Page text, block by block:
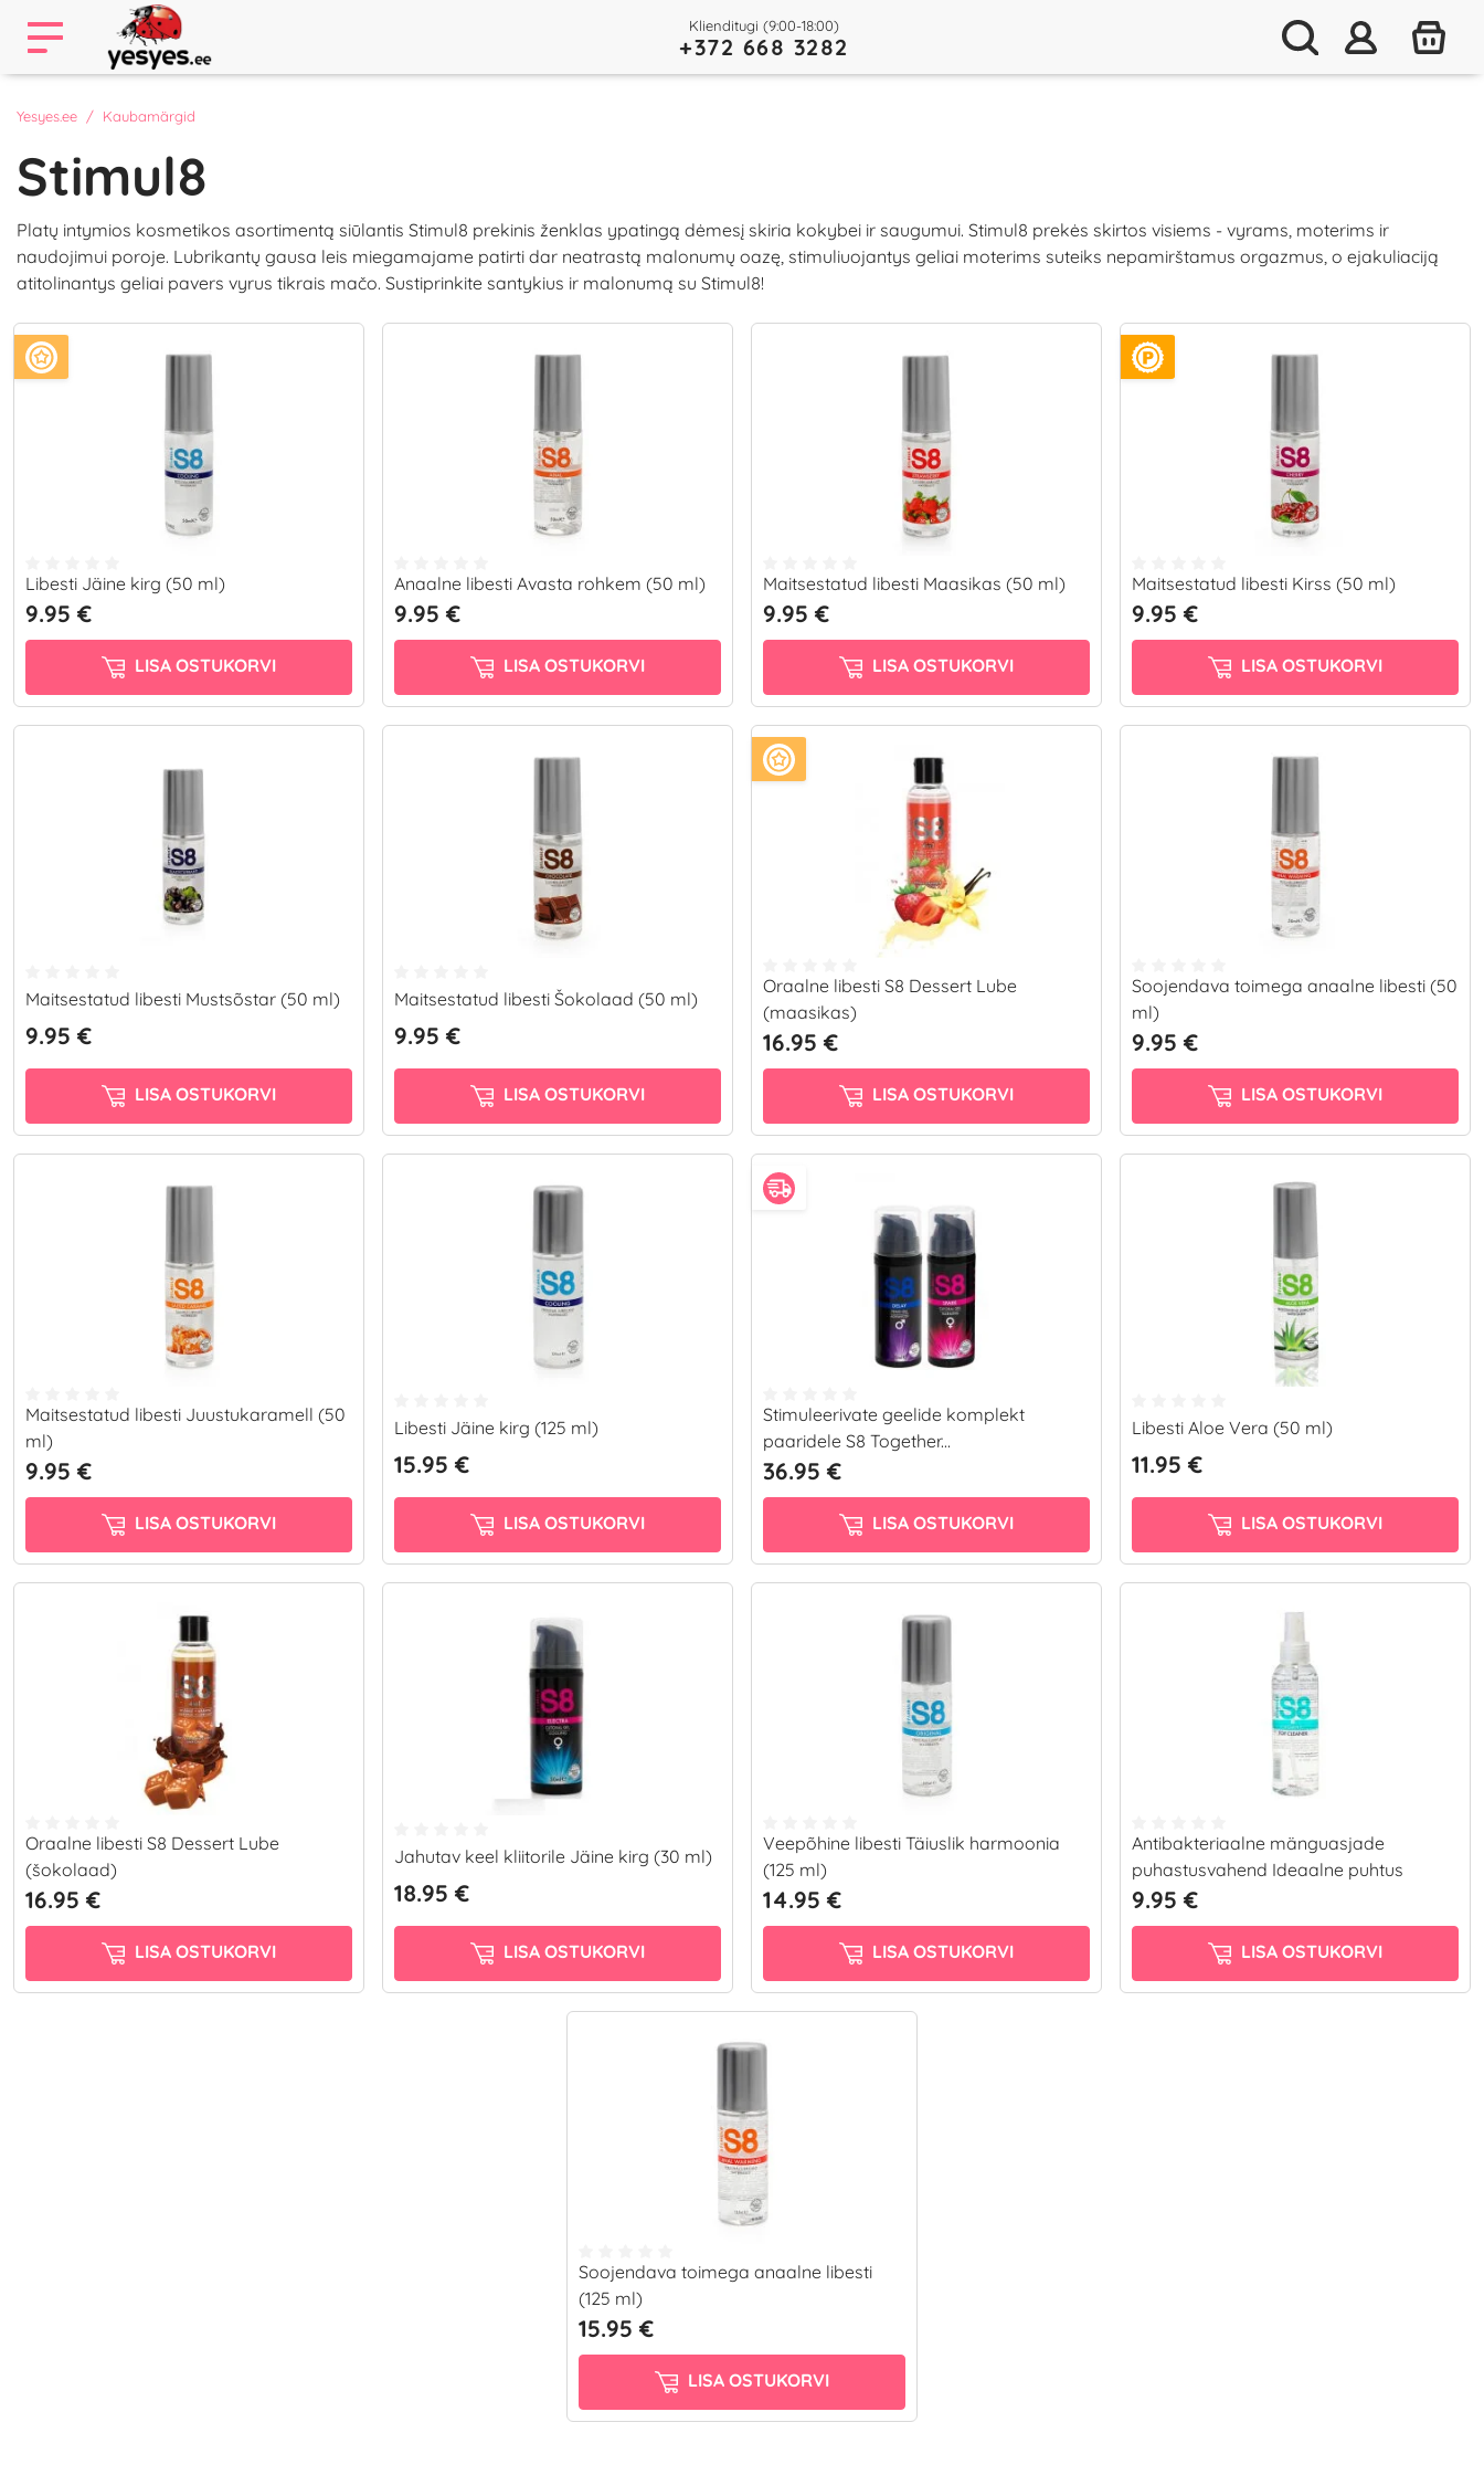
Klienditugi (9:00-18:00)
+372 668 3282
Yesyes.ee Kaubamärgid
Stimul8
Platų intymios kosmetikos asortimentą siūlantis Stimul8 prekinis ženklas ypatingą dėmesį skiria kokybei ir saugumui. Stimul8 prekės skirtos visiems - vyrams, moterims ir
naudojimui poroje. Lubrikantų gausa leis miegamajame patirti dar neatrastą malonumų oazę, stimuliuojantys geliai moterims suteiks nepamirštamus orgazmus, o ejakuliaciją
atitolinantys geliai pavers vyrus tikrais mačo. Sustiprinkite santykius ir malonumą su Stimul8!
Libesti Jäine kirg (50 ml)
9.95 €
LISA OSTUKORVI
Anaalne libesti Avasta rohkem (50 ml)
9.95 €
LISA OSTUKORVI
Maitsestatud libesti Maasikas (50 ml)
9.95 €
LISA OSTUKORVI
Maitsestatud libesti Kirss (50 ml)
9.95 €
LISA OSTUKORVI
Maitsestatud libesti Mustsõstar (50 ml)
9.95 €
LISA OSTUKORVI
Maitsestatud libesti Šokolaad (50 ml)
9.95 €
LISA OSTUKORVI
Oraalne libesti S8 Dessert Lube
(maasikas)
16.95 €
LISA OSTUKORVI
Soojendava toimega anaalne libesti (50
ml)
9.95 €
LISA OSTUKORVI
Maitsestatud libesti Juustukaramell (50
ml)
9.95 €
LISA OSTUKORVI
Libesti Jäine kirg (125 ml)
15.95 €
LISA OSTUKORVI
Stimuleerivate geelide komplekt
paaridele S8 Together...
36.95 €
LISA OSTUKORVI
Libesti Aloe Vera (50 ml)
11.95 €
LISA OSTUKORVI
Oraalne libesti S8 Dessert Lube
(šokolaad)
16.95 €
LISA OSTUKORVI
Jahutav keel kliitorile Jäine kirg (30 ml)
18.95 €
LISA OSTUKORVI
Veepõhine libesti Täiuslik harmoonia
(125 ml)
14.95 €
LISA OSTUKORVI
Antibakteriaalne mänguasjade
puhastusvahend Ideaalne puhtus
9.95 €
LISA OSTUKORVI
Soojendava toimega anaalne libesti
(125 ml)
15.95 €
LISA OSTUKORVI